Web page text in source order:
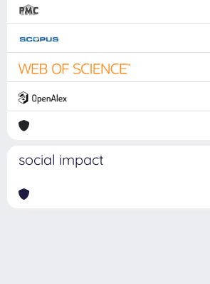
social impact